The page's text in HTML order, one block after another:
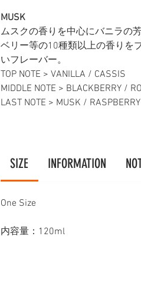
MUSK
ムスクの香りを中心にバニラの
ベリー等の10種類以上の香りを
いフレーバー。
TOP NOTE > VANILLA / CASSIS
MIDDLE NOTE > BLACKBERRY /
LAST NOTE > MUSK / RASPBERRY
SIZE INFORMATION
One Size
内容量：120ml